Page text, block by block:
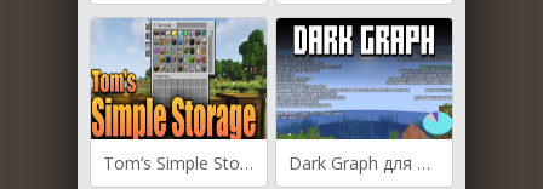
Tom’s Simple Storage для Майнкрафт [1.20.2, 1.20.1, 1.20] Dark Graph для Майнкрафт [1.20.2, 1.20.1, 1.19.4]